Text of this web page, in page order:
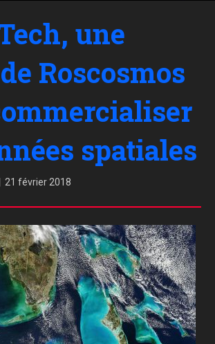
une
Roscosmos
spatiales
21 février 2018